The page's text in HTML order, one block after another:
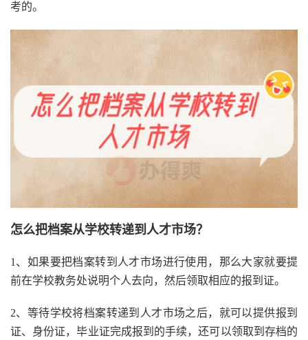
考的。
怎么把档案从学校转递到人才市场？
1、如果要把档案转到人才市场进行使用，那么大家就要提
前在学校教务处说明个人去向，然后领取相应的报到证。
2、等待学校将档案转递到人才市场之后，就可以提供报到
证、身份证，毕业证完成报到的手续，还可以领取到存档的